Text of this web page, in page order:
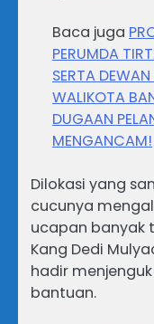
Baca juga
PERUMDA
SERTA
WALIKOTA
DUGAAN
MENGANCAM!
Dilokasi yang
cucunya
ucapan banyak
Kang Dedi
hadir
bantuan.